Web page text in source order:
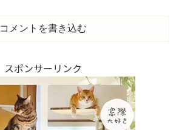
コメントを書き込む
スポンサーリンク